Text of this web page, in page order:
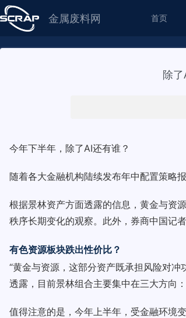
金属废料网 首页
除
今年下半年，除了AI还有谁？
随着各大金融机构陆续发布年中配置策略
根据景林资产方面透露的信息，黄金与资
秩序长期变化的观察。此外，券商中国记
有色资源板块跌出性价比？
“黄金与资源，这部分资产既承担风险对
透露，目前景林组合主要集中在三大方向
值得注意的是，今年上半年，受金融环境